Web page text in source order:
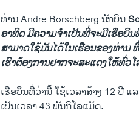
ທ່ານ Andre Borschberg ນັກ​ບິນ
ອາທິດມີ​ຄວາມ​ຈຳ​ເປັນ​ທີ່​ຈະ​ມີເຮືອບິ
ສາມາດ​ໃຊ້​ມັນ​ໄດ້​ໃນ​ເຮືອນ​ຂອງ​ທ່ານ
ເຮົາ​ຕ້ອງການ​ຢາກ​ຈະ​ສະ​ແດງ​ໃຫ້​ທົ່ວ​ໂ
ເຮືອບິນ​ທີ່​ວ່າ​ນີ້ ​ໃຊ້​ເວລາສ້າງ 12 ປີ
ເປັນ​ເວ​ລາ 43 ພັນ​ກິ​ໂລ​ແມັດ.